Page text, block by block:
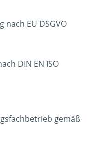
EU DSGVO
DIN EN ISO
gemäß